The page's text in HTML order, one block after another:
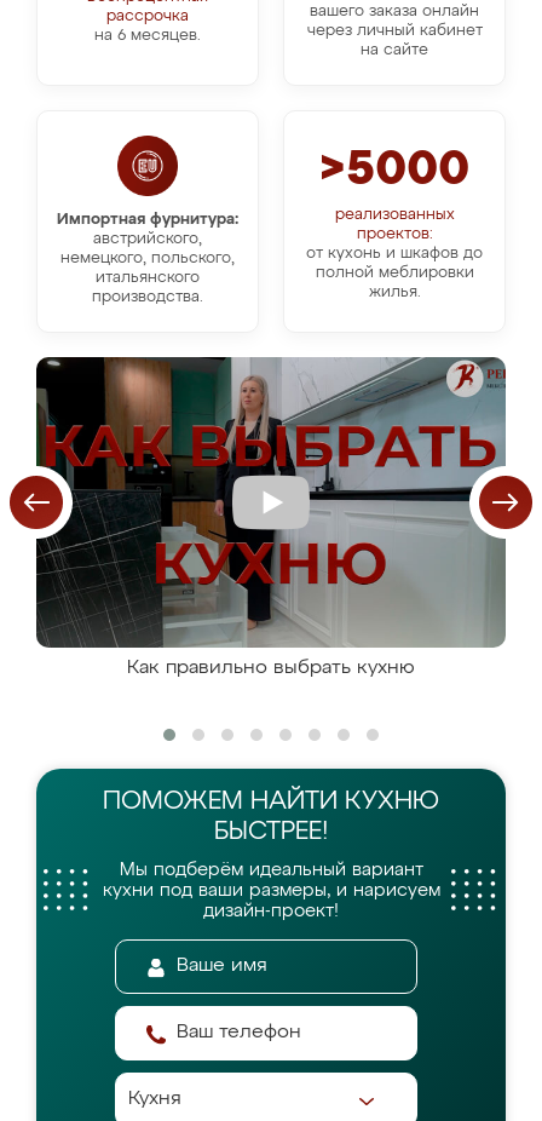
вашего заказа онлайн
через личный кабинет
на сайте
рассрочка
на 6 месяцев.
Импортная фурнитура:
австрийского,
немецкого, польского,
итальянского
производства.
>5000
реализованных
проектов:
от кухонь и шкафов до
полной меблировки
жилья.
Как правильно выбрать кухню
ПОМОЖЕМ НАЙТИ КУХНЮ
БЫСТРЕЕ!
Мы подберём идеальный вариант
кухни под ваши размеры, и нарисуем
дизайн-проект!